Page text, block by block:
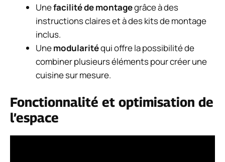
Unefacilité de montagegrâce à des
instructions claires et à des kits de montage
inclus.
Unemodularitéqui offre la possibilité de
combiner plusieurs éléments pour créer une
cuisine sur mesure.
Fonctionnalité et optimisation de
l’espace